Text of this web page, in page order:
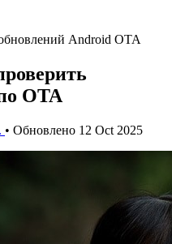
Android OTA
OTA
• Обновлено 12 Oct 2025